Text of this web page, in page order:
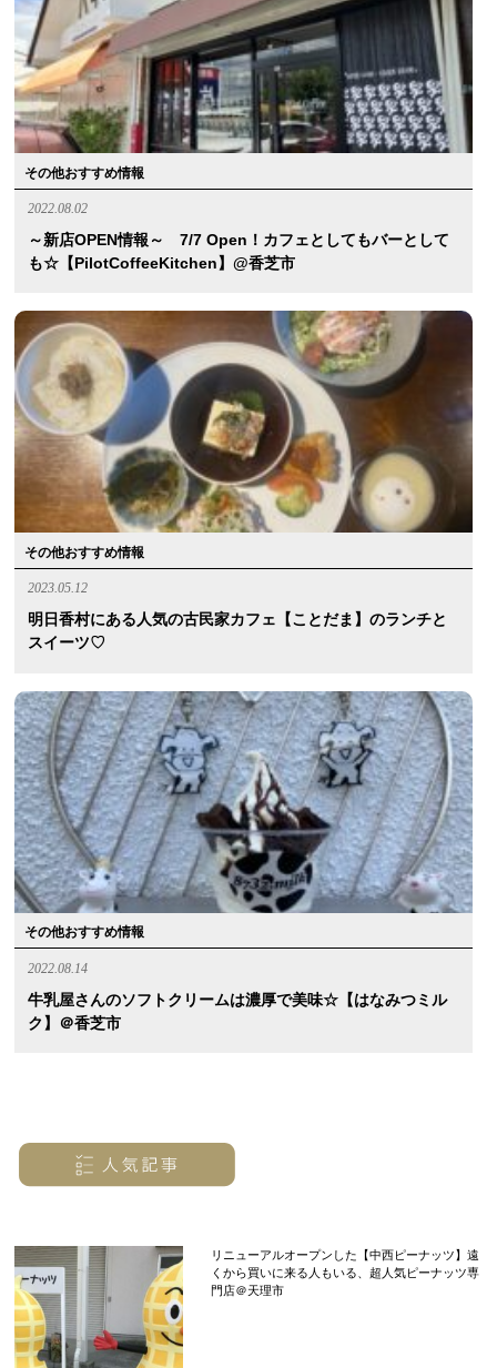
その他おすすめ情報
2022.08.02
～新店OPEN情報～ 7/7 Open！カフェとしてもバーとして
も☆【PilotCoffeeKitchen】@香芝市
その他おすすめ情報
2023.05.12
明日香村にある人気の古民家カフェ【ことだま】のランチと
スイーツ♡
その他おすすめ情報
2022.08.14
牛乳屋さんのソフトクリームは濃厚で美味☆【はなみつミル
ク】＠香芝市
リニューアルオープンした【中西ピーナッツ】遠
くから買いに来る人もいる、超人気ピーナッツ専
門店＠天理市